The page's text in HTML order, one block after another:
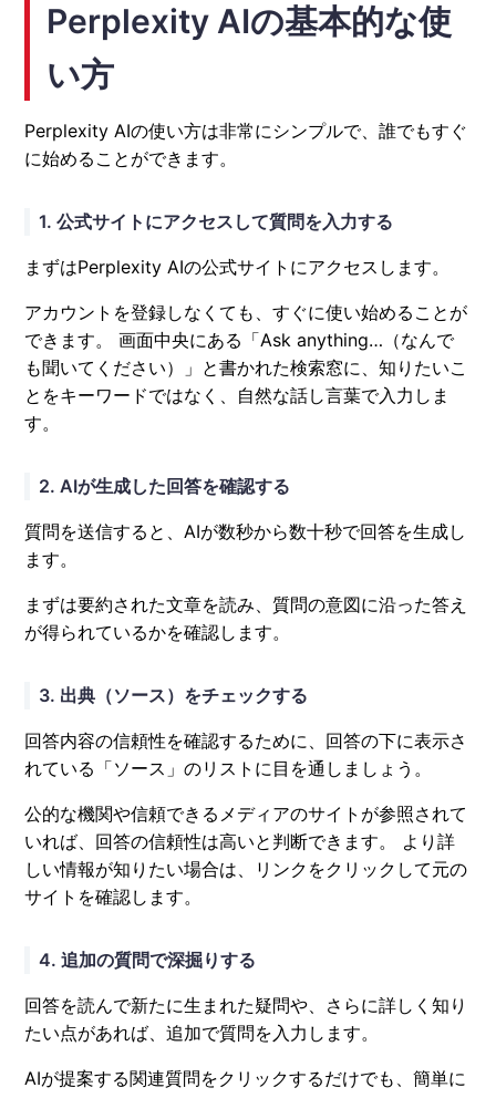
Perplexity AIの基本的な使
い方
Perplexity AIの使い方は非常にシンプルで、誰でもすぐ
に始めることができます。
1. 公式サイトにアクセスして質問を入力する
まずはPerplexity AIの公式サイトにアクセスします。
アカウントを登録しなくても、すぐに使い始めることが
できます。 画面中央にある「Ask anything…（なんで
も聞いてください）」と書かれた検索窓に、知りたいこ
とをキーワードではなく、自然な話し言葉で入力しま
す。
2. AIが生成した回答を確認する
質問を送信すると、AIが数秒から数十秒で回答を生成し
ます。
まずは要約された文章を読み、質問の意図に沿った答え
が得られているかを確認します。
3. 出典（ソース）をチェックする
回答内容の信頼性を確認するために、回答の下に表示さ
れている「ソース」のリストに目を通しましょう。
公的な機関や信頼できるメディアのサイトが参照されて
いれば、回答の信頼性は高いと判断できます。 より詳
しい情報が知りたい場合は、リンクをクリックして元の
サイトを確認します。
4. 追加の質問で深掘りする
回答を読んで新たに生まれた疑問や、さらに詳しく知り
たい点があれば、追加で質問を入力します。
AIが提案する関連質問をクリックするだけでも、簡単に